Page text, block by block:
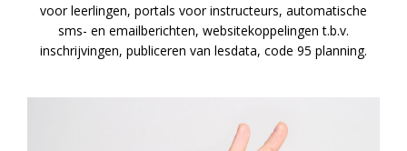
voor leerlingen, portals voor instructeurs, automatische
sms- en emailberichten, websitekoppelingen t.b.v.
inschrijvingen, publiceren van lesdata, code 95 planning.